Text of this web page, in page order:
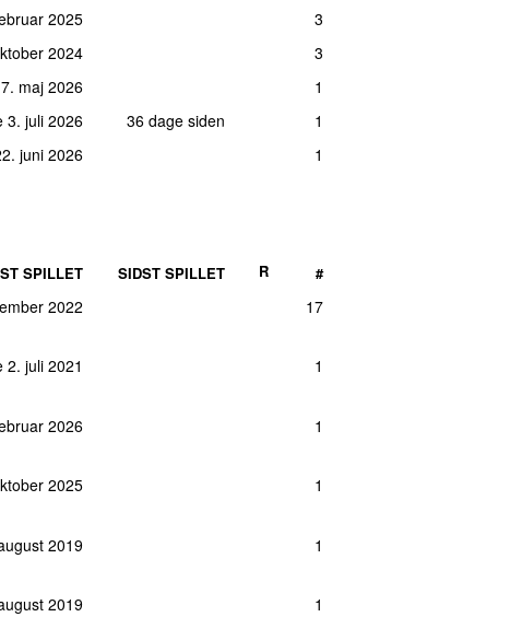
2025
3
2024
3
maj 2026
1
3. juli 2026 36 dage siden
1
juni 2026 1
SPILLET SIDST SPILLET R #
2022
17
2. juli 2021
1
2026
1
2025
1
2019
1
2019
1